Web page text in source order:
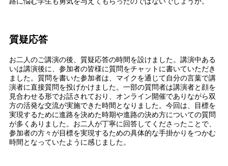
質疑応答
お二人のご講演の後、質疑応答の時間を設けました。講演中ある
いは講演後に、参加者の皆様に質問をチャットに書いていただき
ました。質問を書いた参加者は、マイクを通じて自分の言葉で講
演者に直接質問を投げかけました。一部の質問者は講演者と顔を
見合わせる形でお話されており、オンライン開催でありながら双
方の活発な交流が実施できた時間となりました。今回は、目標を
実現するために進路を決めた時期や進路の決め方についての質問
が多くありました。お二人が丁寧に回答してくださったことで、
参加者の方々が目標を実現するための具体的な手掛かりをつかむ
時間となっていたように感じました。